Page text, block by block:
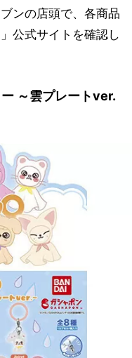
ンの店頭で、各商品
公式サイトを確認し
～雲プレートver.